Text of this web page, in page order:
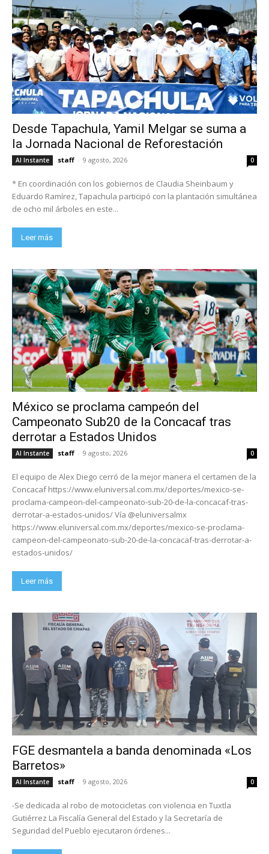
Desde Tapachula, Yamil Melgar se suma a
la Jornada Nacional de Reforestación
Al Instante staff - 9 agosto, 2026 0
* En coordinación con los gobiernos de Claudia Sheinbaum y
Eduardo Ramírez, Tapachula participó con la plantación simultánea
de ocho mil árboles en este...
Leer más
México se proclama campeón del
Campeonato Sub20 de la Concacaf tras
derrotar a Estados Unidos
Al Instante staff - 9 agosto, 2026 0
El equipo de Alex Diego cerró de la mejor manera el certamen de la
Concacaf https://www.eluniversal.com.mx/deportes/mexico-se-
proclama-campeon-del-campeonato-sub-20-de-la-concacaf-tras-
derrotar-a-estados-unidos/ Vía @eluniversalmx
https://www.eluniversal.com.mx/deportes/mexico-se-proclama-
campeon-del-campeonato-sub-20-de-la-concacaf-tras-derrotar-a-
estados-unidos/
Leer más
FGE desmantela a banda denominada «Los
Barretos»
Al Instante staff - 9 agosto, 2026 0
-Se dedicada al robo de motocicletas con violencia en Tuxtla
Gutiérrez La Fiscalía General del Estado y la Secretaría de
Seguridad del Pueblo ejecutaron órdenes...